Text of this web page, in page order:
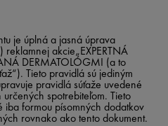
je úplná a jasná úprava
akcie„EXPERTNÁ
DERMATOLÓGMI (a to
Tieto pravidlá sú jediným
pravidlá súťaže uvedené
spotrebiteľom. Tieto
formou písomných dodatkov
rovnako ako tento dokument.